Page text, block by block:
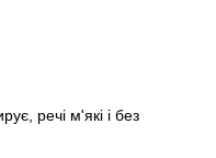
речі м'які і без